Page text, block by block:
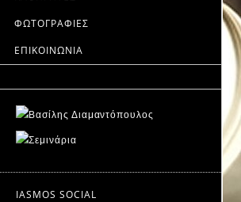
ΦΩΤΟΓΡΑΦΙΕΣ
ΕΠΙΚΟΙΝΩΝΙΑ
IASMOS SOCIAL